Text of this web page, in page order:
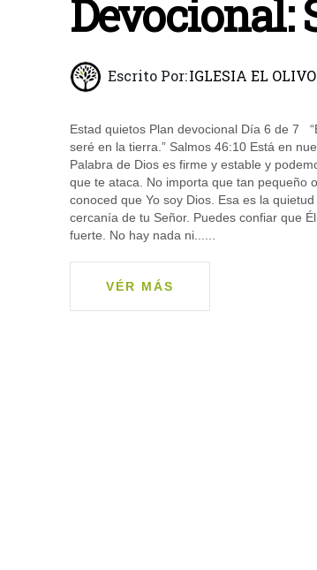
Devocional:
Escrito Por:IGLESIA EL OLIVO
Estad quietos Plan devocional Día 6 de 7
seré en la tierra.” Salmos 46:10 Está en
Palabra de Dios es firme y estable y
que te ataca. No importa que tan pequeño
conoced que Yo soy Dios. Esa es la
cercanía de tu Señor. Puedes confiar que
fuerte. No hay nada ni......
VÉR MÁS